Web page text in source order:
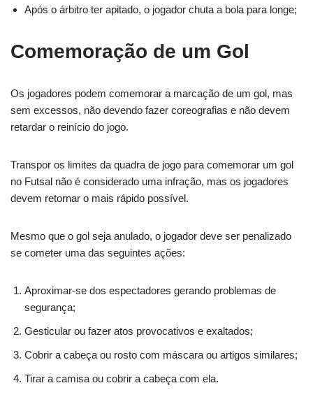
Após o árbitro ter apitado, o jogador chuta a bola para longe;
Comemoração de um Gol
Os jogadores podem comemorar a marcação de um gol, mas
sem excessos, não devendo fazer coreografias e não devem
retardar o reinício do jogo.
Transpor os limites da quadra de jogo para comemorar um gol
no Futsal não é considerado uma infração, mas os jogadores
devem retornar o mais rápido possível.
Mesmo que o gol seja anulado, o jogador deve ser penalizado
se cometer uma das seguintes ações:
Aproximar-se dos espectadores gerando problemas de
segurança;
Gesticular ou fazer atos provocativos e exaltados;
Cobrir a cabeça ou rosto com máscara ou artigos similares;
Tirar a camisa ou cobrir a cabeça com ela.